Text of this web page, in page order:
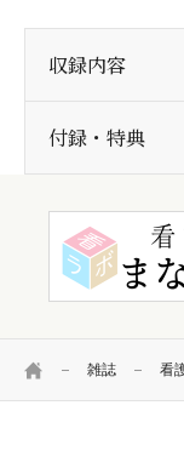
HOME 雑誌 看
収録内容
付録・特典